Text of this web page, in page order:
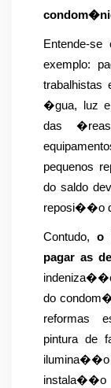
Entende-
exemplo:
trabalhistas
�gua, luz
das
pequenos
do saldo
reposi��o
Contudo, o
pagar as
do
reformas
pintura de